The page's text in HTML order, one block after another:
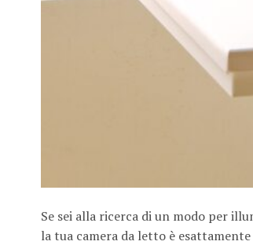
Se sei alla ricerca di un modo per
la tua camera da letto è